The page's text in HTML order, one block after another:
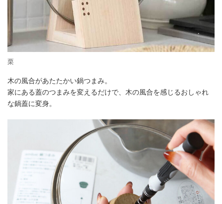
栗
木の風合があたたかい鍋つまみ。
家にある蓋のつまみを変えるだけで、木の風合を感じるおしゃれ
な鍋蓋に変身。